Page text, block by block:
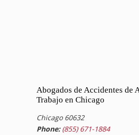
Abogados de Accidentes de
Trabajo en Chicago
Chicago 60632
Phone: (855) 671-1884